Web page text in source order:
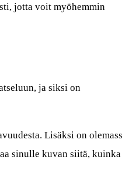
jotta voit myöhemmin
ja siksi on
Lisäksi on
sinulle kuvan siitä, kuinka